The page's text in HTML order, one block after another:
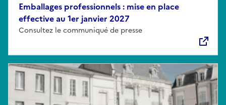
Emballages professionnels : mise en place
effective au 1er janvier 2027
Consultez le communiqué de presse